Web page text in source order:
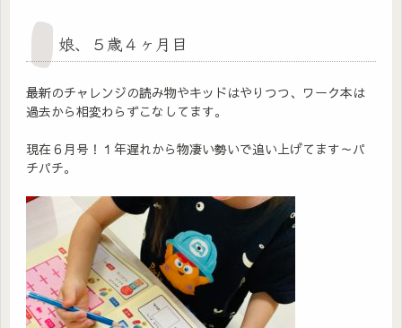
娘、５歳４ヶ月目
最新のチャレンジの読み物やキッドはやりつつ、ワーク本は
過去から相変わらずこなしてます。
現在６月号！１年遅れから物凄い勢いで追い上げてます～パ
チパチ。